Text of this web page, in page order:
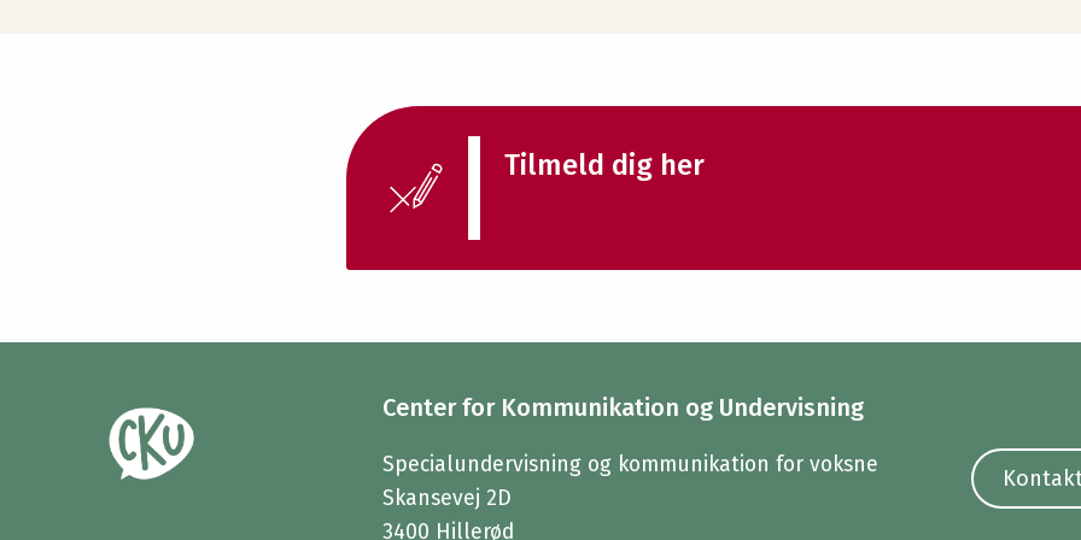
Tilmeld dig her
Center for Kommunikation og Undervisning
Specialundervisning og kommunikation for voksne
Skansevej 2D
3400 Hillerød